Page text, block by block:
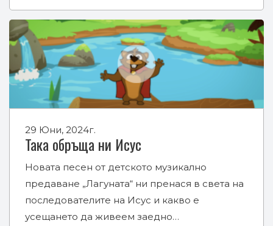
29 Юни, 2024г.
Така обръща ни Исус
Новата песен от детското музикално
предаване „Лагуната“ ни пренася в света на
последователите на Исус и какво е
усещането да живеем заедно…